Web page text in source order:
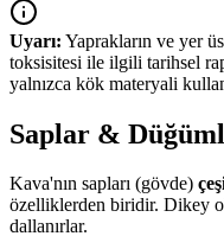
Uyarı: Yaprakların ve yer
toksisitesi ile ilgili tarihsel
yalnızca kök materyali
Saplar &
Kava'nın sapları (gövde)
özelliklerden biridir. Dikey
dallanırlar.